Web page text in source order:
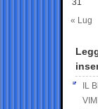
31
« Lug
IL